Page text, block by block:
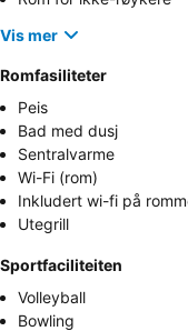
Vis mer
Romfasiliteter
Peis
Bad med dusj
Sentralvarme
Wi-Fi (rom)
Inkludert wi-fi på
Utegrill
Sportfaciliteiten
Volleyball
Bowling